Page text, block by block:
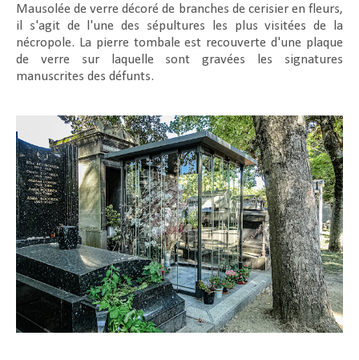
Mausolée de verre décoré de branches de cerisier en fleurs,
il s'agit de l'une des sépultures les plus visitées de la
nécropole. La pierre tombale est recouverte d'une plaque
de verre sur laquelle sont gravées les signatures
manuscrites des défunts.